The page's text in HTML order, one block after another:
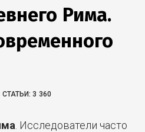
Рима.
СТАТЬИ:3 360
. Исследователи часто